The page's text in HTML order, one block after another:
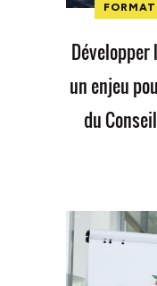
Développer
un enjeu
du